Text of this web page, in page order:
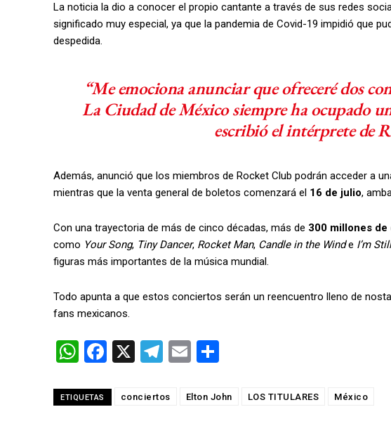
La noticia la dio a conocer el propio cantante a través de sus redes
significado muy especial, ya que la pandemia de Covid-19 impidió que
despedida.
“Me emociona anunciar que ofreceré dos
La Ciudad de México siempre ha ocupado
escribió el intérprete de
Además, anunció que los miembros de Rocket Club podrán acceder a
mientras que la venta general de boletos comenzará el 16 de julio,
Con una trayectoria de más de cinco décadas, más de 300 millones
como Your Song, Tiny Dancer, Rocket Man, Candle in the Winde I’m
figuras más importantes de la música mundial.
Todo apunta a que estos conciertos serán un reencuentro lleno de
fans mexicanos.
W
at
F
ce
X
T
e
E
ail m
ETIQUETAS conciertos Elton John LOS TITULARES México